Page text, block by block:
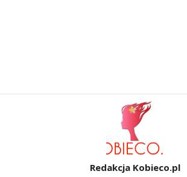
Redakcja Kobieco.pl